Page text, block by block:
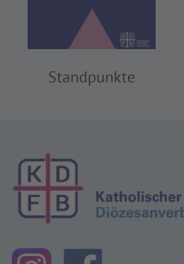
Standpunkte